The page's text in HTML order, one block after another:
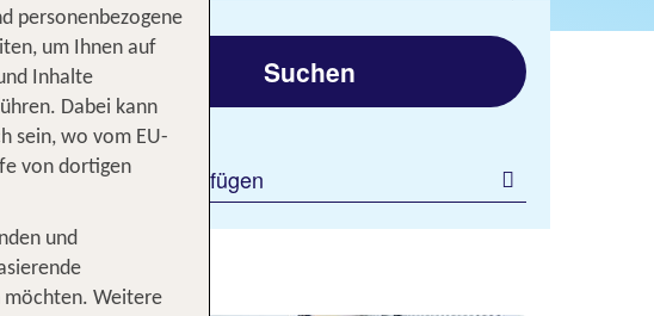
Suchen
Filter hinzufügen
personenbezogene
um Ihnen auf
Inhalte
Dabei kann
sein, wo vom EU-
von dortigen
und
möchten. Weitere